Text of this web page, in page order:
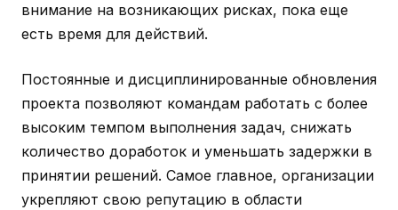
внимание на возникающих рисках, пока еще
есть время для действий.
Постоянные и дисциплинированные обновления
проекта позволяют командам работать с более
высоким темпом выполнения задач, снижать
количество доработок и уменьшать задержки в
принятии решений. Самое главное, организации
укрепляют свою репутацию в области